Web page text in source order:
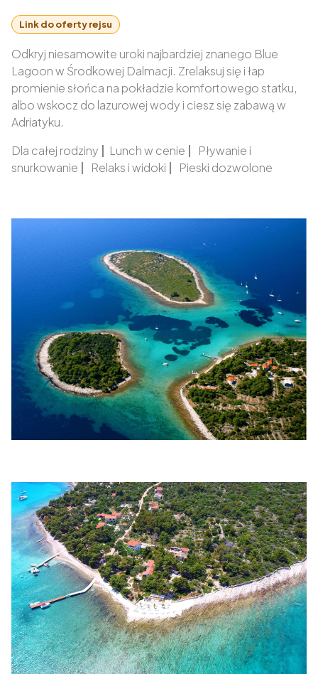
Link do oferty rejsu
Odkryj niesamowite uroki najbardziej znanego Blue
Lagoon w Środkowej Dalmacji. Zrelaksuj się i łap
promienie słońca na pokładzie komfortowego statku,
albo wskocz do lazurowej wody i ciesz się zabawą w
Adriatyku.
Dla całej rodziny
Lunch w cenie
Pływanie i
snurkowanie
Relaks i widoki Pieski dozwolone